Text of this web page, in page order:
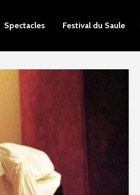
Spectacles Festival du Saule